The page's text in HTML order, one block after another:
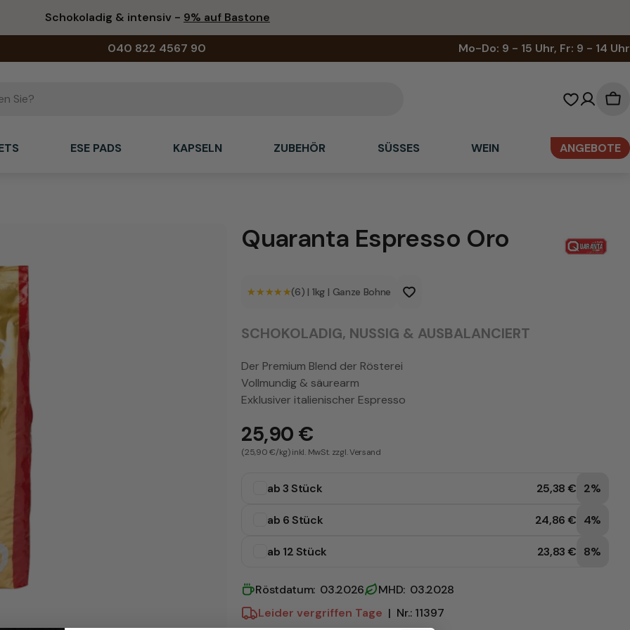
Schokoladig & intensiv - 9% auf Bastone
040 822 4567 90 Mo-Do: 9 - 15 Uhr, Fr: 9 - 14 Uhr
ESE PADS KAPSELN ZUBEHÖR SÜSSES WEIN ANGEBOTE
Quaranta Espresso Oro
★★★★★
★★★★★(6) | 1kg | Ganze Bohne
SCHOKOLADIG, NUSSIG & AUSBALANCIERT
Der Premium Blend der Rösterei
Vollmundig & säurearm
Exklusiver italienischer Espresso
25,90 €
(25,90 €/kg) inkl. MwSt. zzgl. Versand
ab 3 Stück 25,38 € 2%
ab 6 Stück 24,86 € 4%
ab 12 Stück 23,83 € 8%
Röstdatum: 03.2026
MHD: 03.2028
Leider vergriffen Tage | Nr.: 11397